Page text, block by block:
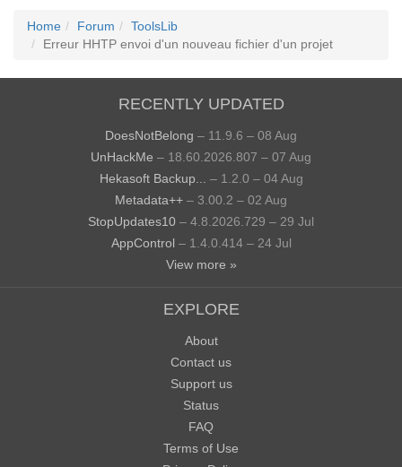
Home Forum
ToolsLib
Erreur HHTP envoi d'un nouveau fichier d'un projet
RECENTLY UPDATED
DoesNotBelong – 11.9.6 – 08 Aug
UnHackMe – 18.60.2026.807 – 07 Aug
Hekasoft Backup... – 1.2.0 – 04 Aug
Metadata++ – 3.00.2 – 02 Aug
StopUpdates10 – 4.8.2026.729 – 29 Jul
AppControl – 1.4.0.414 – 24 Jul
View more »
EXPLORE
About
Contact us
Support us
Status
FAQ
Terms of Use